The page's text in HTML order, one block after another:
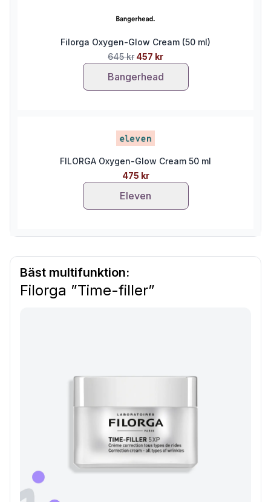
Filorga Oxygen-Glow Cream (50 ml)
645 kr 457 kr
Bangerhead
FILORGA Oxygen-Glow Cream 50 ml
475 kr
Eleven
Bäst multifunktion:
Filorga ”Time-filler”